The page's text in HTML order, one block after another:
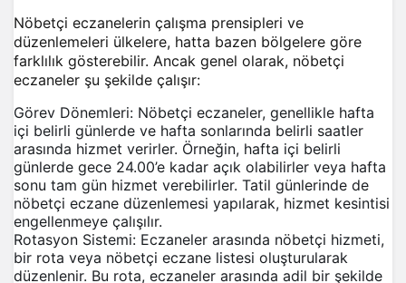
Nöbetçi eczanelerin çalışma prensipleri ve
düzenlemeleri ülkelere, hatta bazen bölgelere göre
farklılık gösterebilir. Ancak genel olarak, nöbetçi
eczaneler şu şekilde çalışır:
Görev Dönemleri: Nöbetçi eczaneler, genellikle hafta
içi belirli günlerde ve hafta sonlarında belirli saatler
arasında hizmet verirler. Örneğin, hafta içi belirli
günlerde gece 24.00’e kadar açık olabilirler veya hafta
sonu tam gün hizmet verebilirler. Tatil günlerinde de
nöbetçi eczane düzenlemesi yapılarak, hizmet kesintisi
engellenmeye çalışılır.
Rotasyon Sistemi: Eczaneler arasında nöbetçi hizmeti,
bir rota veya nöbetçi eczane listesi oluşturularak
düzenlenir. Bu rota, eczaneler arasında adil bir şekilde